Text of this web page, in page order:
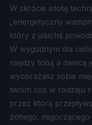
W skrócie istotę
„energetyczny
który z jakichś
W wygodnym dla
między tobą a
wyobrażasz sobie
twoim coś w rodzaju
przez którą
żółtego,